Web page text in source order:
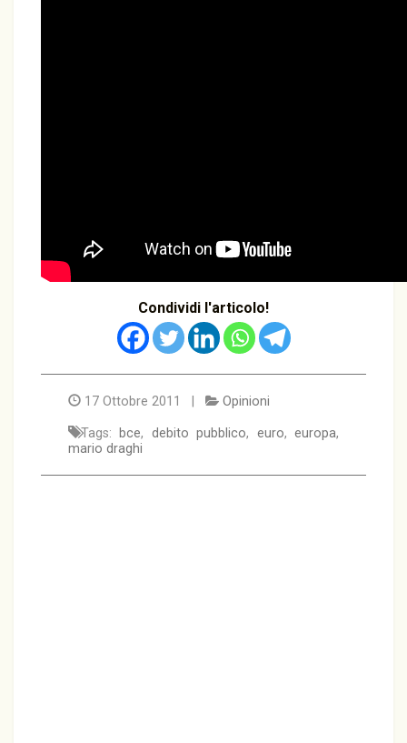
Condividi l'articolo!
17 Ottobre 2011 | Opinioni
Tags: bce, debito pubblico, euro,europa,
mario draghi